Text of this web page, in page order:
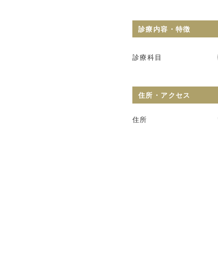
診療内容・特徴
診療科目
住所・アクセス
住所